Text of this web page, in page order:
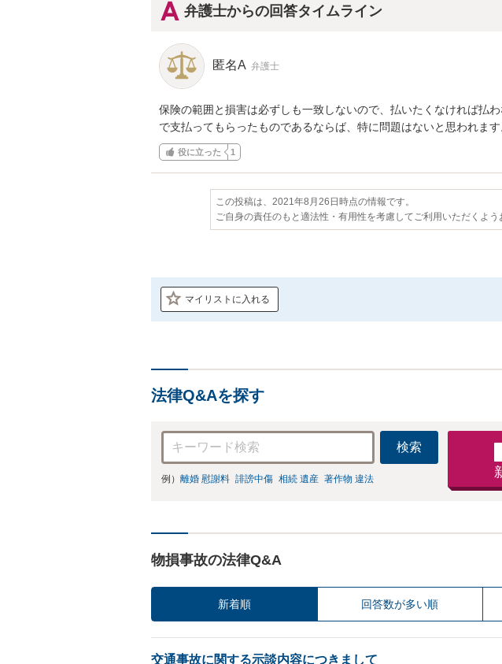
弁護士からの回答タイムライン
匿名A 弁護士
保険の範囲と損害は必ずしも一致しないので、払いたくなければ払
で支払ってもらったものであるならば、特に問題はないと思われます
役に立った 1
この投稿は、2021年8月26日時点の情報です。
ご自身の責任のもと適法性・有用性を考慮してご利用いただくよう
マイリストに入れる
法律Q&Aを探す
検索
例） 離婚 慰謝料 誹謗中傷 相続 遺産 著作物 違法
物損事故の法律Q&A
新着順 回答数が多い順
交通事故に関する示談内容につきまして